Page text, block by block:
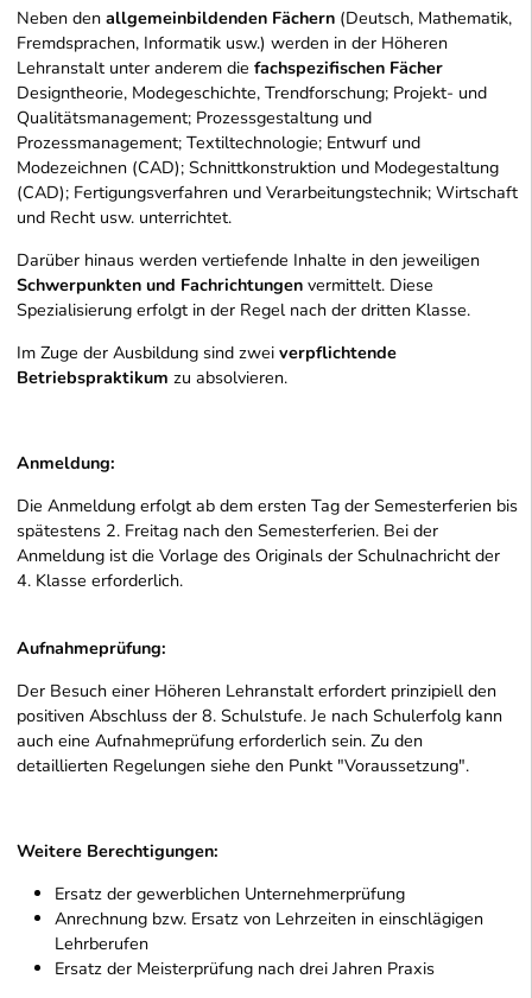
Neben den allgemeinbildenden Fächern (Deutsch, Mathematik,
Fremdsprachen, Informatik usw.) werden in der Höheren
Lehranstalt unter anderem die fachspezifischen Fächer
Designtheorie, Modegeschichte, Trendforschung; Projekt- und
Qualitätsmanagement; Prozessgestaltung und
Prozessmanagement; Textiltechnologie; Entwurf und
Modezeichnen (CAD); Schnittkonstruktion und Modegestaltung
(CAD); Fertigungsverfahren und Verarbeitungstechnik; Wirtschaft
und Recht usw. unterrichtet.
Darüber hinaus werden vertiefende Inhalte in den jeweiligen
Schwerpunkten und Fachrichtungen vermittelt. Diese
Spezialisierung erfolgt in der Regel nach der dritten Klasse.
Im Zuge der Ausbildung sind zwei verpflichtende
Betriebspraktikum zu absolvieren.
Anmeldung:
Die Anmeldung erfolgt ab dem ersten Tag der Semesterferien bis
spätestens 2. Freitag nach den Semesterferien. Bei der
Anmeldung ist die Vorlage des Originals der Schulnachricht der
4. Klasse erforderlich.
Aufnahmeprüfung:
Der Besuch einer Höheren Lehranstalt erfordert prinzipiell den
positiven Abschluss der 8. Schulstufe. Je nach Schulerfolg kann
auch eine Aufnahmeprüfung erforderlich sein. Zu den
detaillierten Regelungen siehe den Punkt "Voraussetzung".
Weitere Berechtigungen:
Ersatz der gewerblichen Unternehmerprüfung
Anrechnung bzw. Ersatz von Lehrzeiten in einschlägigen
Lehrberufen
Ersatz der Meisterprüfung nach drei Jahren Praxis